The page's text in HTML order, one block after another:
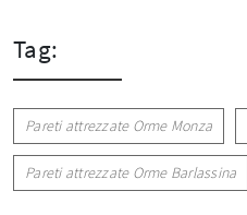
Tag:
Pareti attrezzate Orme Monza
Pareti attrezzate Orme Barlassina